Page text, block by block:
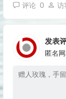
评论 0 访
发表
匿名